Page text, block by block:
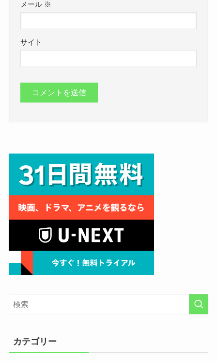
メール ※
サイト
カテゴリー